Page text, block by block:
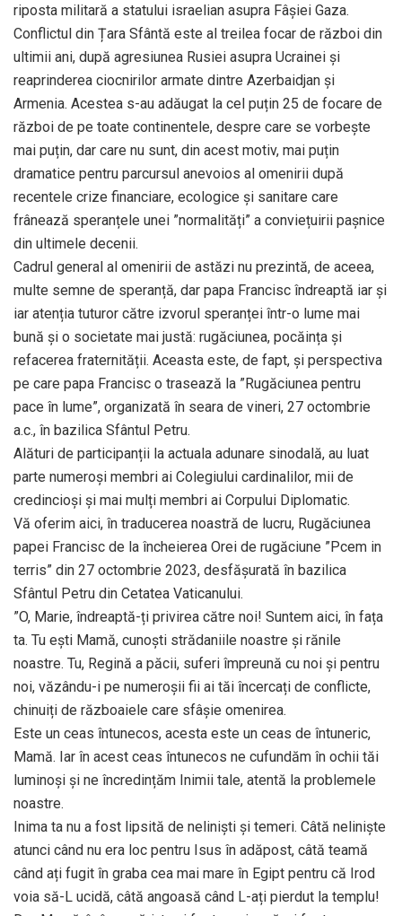
riposta militară a statului israelian asupra Fâșiei Gaza.
Conflictul din Țara Sfântă este al treilea focar de război din
ultimii ani, după agresiunea Rusiei asupra Ucrainei și
reaprinderea ciocnirilor armate dintre Azerbaidjan și
Armenia. Acestea s-au adăugat la cel puțin 25 de focare de
război de pe toate continentele, despre care se vorbește
mai puțin, dar care nu sunt, din acest motiv, mai puțin
dramatice pentru parcursul anevoios al omenirii după
recentele crize financiare, ecologice și sanitare care
frânează speranțele unei ”normalități” a conviețuirii pașnice
din ultimele decenii.
Cadrul general al omenirii de astăzi nu prezintă, de aceea,
multe semne de speranță, dar papa Francisc îndreaptă iar și
iar atenția tuturor către izvorul speranței într-o lume mai
bună și o societate mai justă: rugăciunea, pocăința și
refacerea fraternității. Aceasta este, de fapt, și perspectiva
pe care papa Francisc o trasează la ”Rugăciunea pentru
pace în lume”, organizată în seara de vineri, 27 octombrie
a.c., în bazilica Sfântul Petru.
Alături de participanții la actuala adunare sinodală, au luat
parte numeroși membri ai Colegiului cardinalilor, mii de
credincioși și mai mulți membri ai Corpului Diplomatic.
Vă oferim aici, în traducerea noastră de lucru, Rugăciunea
papei Francisc de la încheierea Orei de rugăciune ”Pcem in
terris” din 27 octombrie 2023, desfășurată în bazilica
Sfântul Petru din Cetatea Vaticanului.
”O, Marie, îndreaptă-ți privirea către noi! Suntem aici, în fața
ta. Tu ești Mamă, cunoști strădaniile noastre și rănile
noastre. Tu, Regină a păcii, suferi împreună cu noi și pentru
noi, văzându-i pe numeroșii fii ai tăi încercați de conflicte,
chinuiți de războaiele care sfâșie omenirea.
Este un ceas întunecos, acesta este un ceas de întuneric,
Mamă. Iar în acest ceas întunecos ne cufundăm în ochii tăi
luminoși și ne încredințăm Inimii tale, atentă la problemele
noastre.
Inima ta nu a fost lipsită de neliniști și temeri. Câtă neliniște
atunci când nu era loc pentru Isus în adăpost, câtă teamă
când ați fugit în graba cea mai mare în Egipt pentru că Irod
voia să-L ucidă, câtă angoasă când L-ați pierdut la templu!